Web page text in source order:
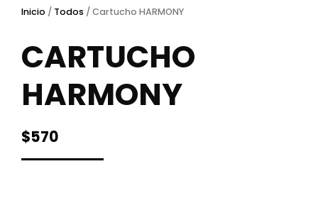
Inicio / Todos / Cartucho HARMONY
CARTUCHO
HARMONY
$570